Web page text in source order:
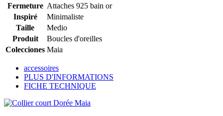
Fermeture Attaches 925 bain or
Inspiré
Minimaliste
Taille
Medio
Produit
Boucles d'oreilles
Colecciones Maia
accessoires
PLUS D'INFORMATIONS
FICHE TECHNIQUE